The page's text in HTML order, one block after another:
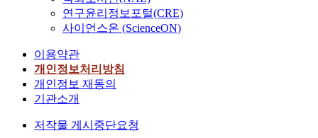
연구윤리정보포털(CRE)
사이언스온 (ScienceON)
이용약관
개인정보처리방침
개인정보 재동의
기관소개
저작물 게시중단요청